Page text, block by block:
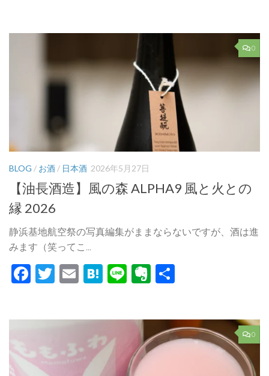
0
BLOG / お酒 / 日本酒 2026年5月27日
【油長酒造】風の森 ALPHA9 風と火との
縁 2026
静浜基地航空祭の写真編集がままならないですが、酒は進
みます（笑ってこ...
Facebook
Twitter
EmailHatena
LineEvernote
0